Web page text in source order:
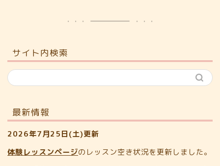
サイト内検索
最新情報
2026年7月25日(土)更新
体験レッスンページのレッスン空き状況を更新しました。